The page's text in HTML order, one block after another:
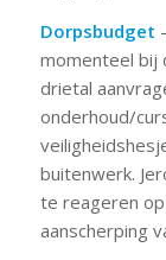
Dorpsbudget
momenteel bij
drietal
onderhoud/
buitenwerk.
te reageren
aanscherping